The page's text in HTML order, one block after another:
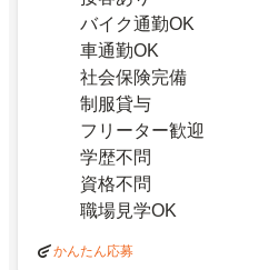
バイク通勤OK
車通勤OK
社会保険完備
制服貸与
フリーター歓迎
学歴不問
資格不問
職場見学OK
かんたん応募